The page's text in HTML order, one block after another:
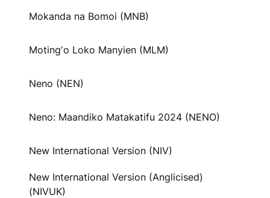
Mokanda na Bomoi (MNB)
Motingʼo Loko Manyien (MLM)
Neno (NEN)
Neno: Maandiko Matakatifu 2024 (NENO)
New International Version (NIV)
New International Version (Anglicised)
(NIVUK)